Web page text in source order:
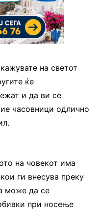
на светот
ќе
и да ви се
часовници одлично
на човекот има
ги внесува преку
може да се
при носење